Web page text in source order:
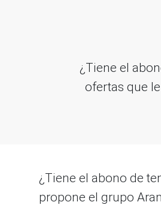
¿Tiene el
ofertas que
¿Tiene el abono de
propone el grupo